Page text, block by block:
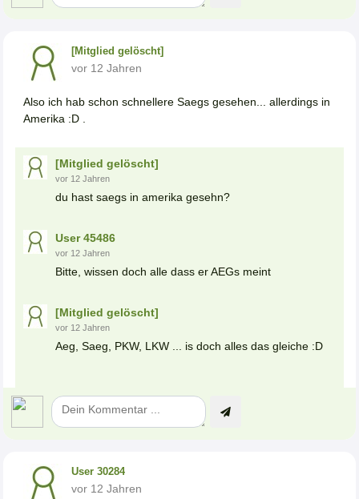
[Mitglied gelöscht]
vor 12 Jahren
Also ich hab schon schnellere Saegs gesehen... allerdings in
Amerika :D .
[Mitglied gelöscht]
vor 12 Jahren
du hast saegs in amerika gesehn?
User 45486
vor 12 Jahren
Bitte, wissen doch alle dass er AEGs meint
[Mitglied gelöscht]
vor 12 Jahren
Aeg, Saeg, PKW, LKW ... is doch alles das gleiche :D
User 30284
vor 12 Jahren